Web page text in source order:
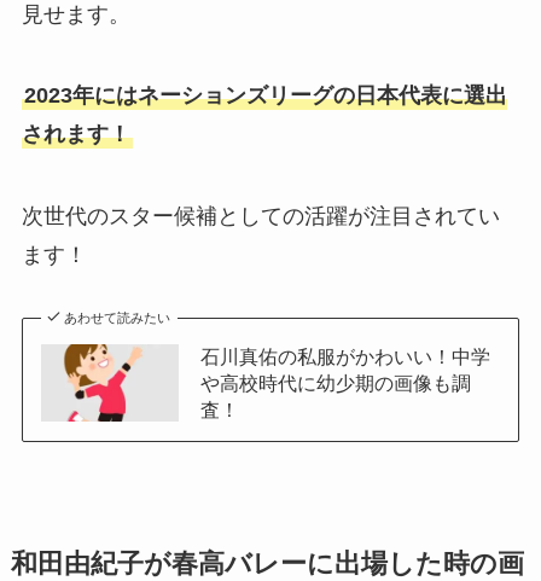
見せます。
2023年にはネーションズリーグの日本代表に選出
されます！
次世代のスター候補としての活躍が注目されてい
ます！
あわせて読みたい
石川真佑の私服がかわいい！中学
や高校時代に幼少期の画像も調
査！
和田由紀子が春高バレーに出場した時の画